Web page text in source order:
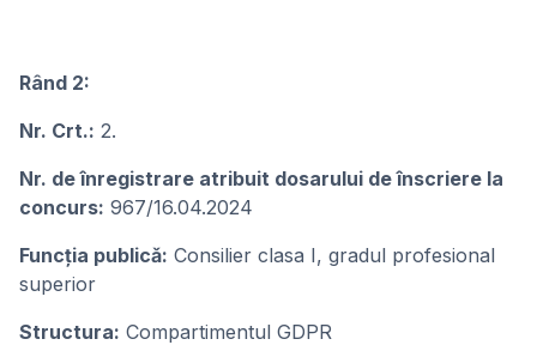
Rând 2:
Nr. Crt.: 2.
Nr. de înregistrare atribuit dosarului de înscriere la
concurs: 967/16.04.2024
Funcţia publicǎ: Consilier clasa I, gradul profesional
superior
Structura: Compartimentul GDPR